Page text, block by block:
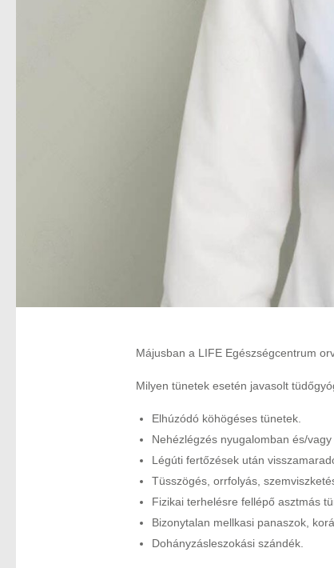
Májusban a LIFE Egészségcentrum
Milyen tünetek esetén javasolt
Elhúzódó köhögéses tünetek.
Nehézlégzés nyugalomban és/vagy
Légúti fertőzések után
Tüsszögés, orrfolyás,
Fizikai terhelésre fellépő asztmás
Bizonytalan mellkasi panaszok,
Dohányzásleszokási szándék.